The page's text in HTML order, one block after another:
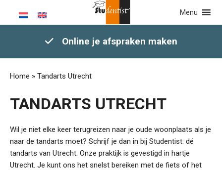
Menu
Online je afspraken maken
Home » Tandarts Utrecht
TANDARTS UTRECHT
Wil je niet elke keer terugreizen naar je oude woonplaats als je
naar de tandarts moet? Schrijf je dan in bij Studentist: dé
tandarts van Utrecht. Onze praktijk is gevestigd in hartje
Utrecht. Je kunt ons het snelst bereiken met de fiets of het